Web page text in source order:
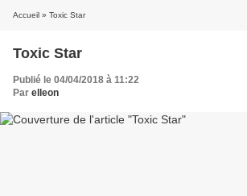
Accueil » Toxic Star
Toxic Star
Publié le 04/04/2018 à 11:22
Par elleon